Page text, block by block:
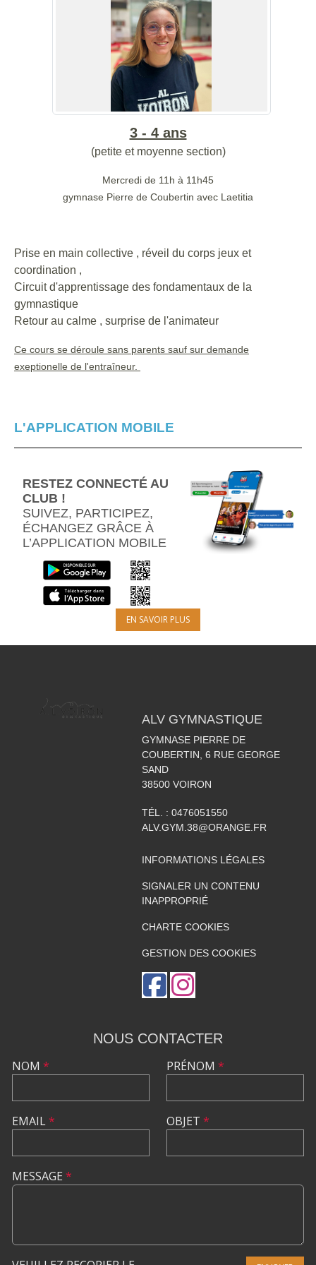
3 - 4 ans
(petite et moyenne section)
Mercredi de 11h à 11h45
gymnase Pierre de Coubertin avec Laetitia
Prise en main collective , réveil du corps jeux et
coordination ,
Circuit d'apprentissage des fondamentaux de la
gymnastique
Retour au calme , surprise de l'animateur
Ce cours se déroule sans parents sauf sur demande
exeptionelle de l'entraîneur.
L'APPLICATION MOBILE
RESTEZ CONNECTÉ AU
CLUB !
SUIVEZ, PARTICIPEZ,
ÉCHANGEZ GRÂCE À
L’APPLICATION MOBILE
EN SAVOIR PLUS
ALV GYMNASTIQUE
GYMNASE PIERRE DE
COUBERTIN, 6 RUE GEORGE
SAND
38500 VOIRON
TÉL. : 0476051550
ALV.GYM.38@ORANGE.FR
INFORMATIONS LÉGALES
SIGNALER UN CONTENU
INAPPROPRIÉ
CHARTE COOKIES
GESTION DES COOKIES
NOUS CONTACTER
NOM *
EMAIL*
PRÉNOM *
OBJET *
MESSAGE *